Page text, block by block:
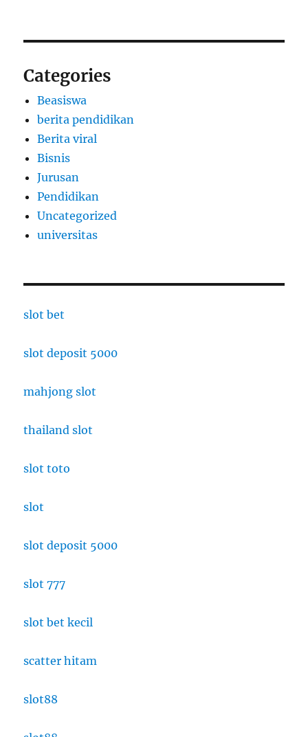
Categories
Beasiswa
berita pendidikan
Berita viral
Bisnis
Jurusan
Pendidikan
Uncategorized
universitas
slot bet
slot deposit 5000
mahjong slot
thailand slot
slot toto
slot
slot deposit 5000
slot 777
slot bet kecil
scatter hitam
slot88